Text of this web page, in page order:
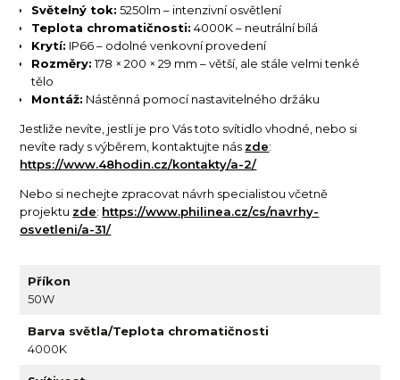
Světelný tok: 5250lm – intenzivní osvětlení
Teplota chromatičnosti: 4000K – neutrální bílá
Krytí: IP66 – odolné venkovní provedení
Rozměry:178 × 200 × 29 mm – větší, ale stále velmi tenké
tělo
Montáž: Nástěnná pomocí nastavitelného držáku
Jestliže nevíte, jestli je pro Vás toto svítidlo vhodné, nebo si
nevíte rady s výběrem, kontaktujte nás zde:
https://www.48hodin.cz/kontakty/a-2/
Nebo si nechejte zpracovat návrh specialistou včetně
projektu zde: https://www.philinea.cz/cs/navrhy-
osvetleni/a-31/
Příkon
50W
Barva světla/Teplota chromatičnosti
4000K